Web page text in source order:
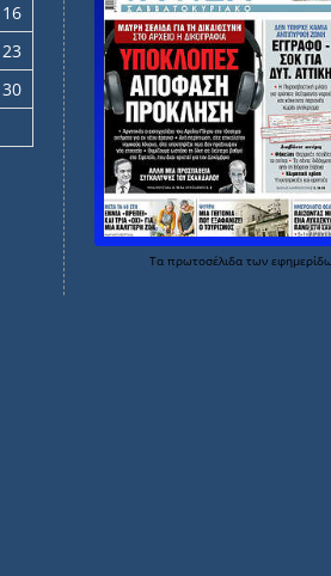
16
23
30
Τα πρωτοσέλιδα των